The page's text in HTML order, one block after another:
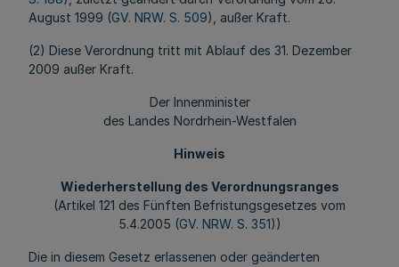
August 1999 (GV. NRW. S. 509), außer Kraft.
(2) Diese Verordnung tritt mit Ablauf des 31. Dezember
2009 außer Kraft.
Der Innenminister
des Landes Nordrhein-Westfalen
Hinweis
Wiederherstellung des Verordnungsranges
(Artikel 121 des Fünften Befristungsgesetzes vom
5.4.2005 (GV. NRW. S. 351))
Die in diesem Gesetz erlassenen oder geänderten